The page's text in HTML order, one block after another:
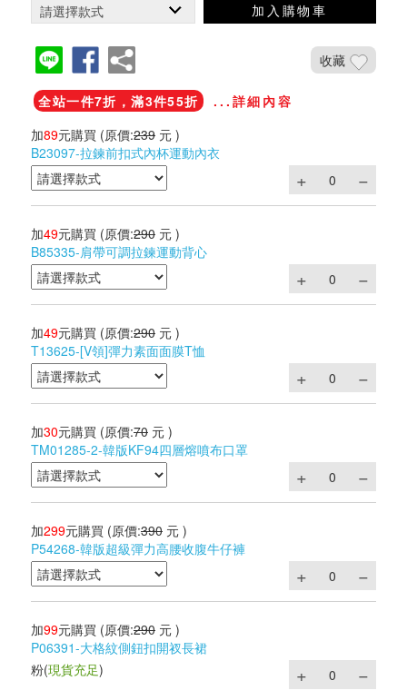
加入購物車
收藏
全站一件7折，滿3件55折
...詳細內容
加89元購買 (原價:239 元 )
B23097-拉鍊前扣式內杯運動內衣
加49元購買 (原價:290 元 )
B85335-肩帶可調拉鍊運動背心
加49元購買 (原價:290 元 )
T13625-[V領]彈力素面面膜T恤
加30元購買 (原價:70 元 )
TM01285-2-韓版KF94四層熔噴布口罩
加299元購買 (原價:390 元 )
P54268-韓版超級彈力高腰收腹牛仔褲
加99元購買 (原價:290 元 )
P06391-大格紋側鈕扣開衩長裙
粉(現貨充足)